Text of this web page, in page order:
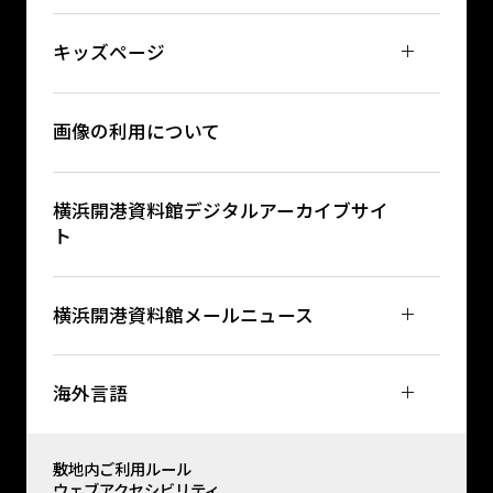
キッズページ
画像の利用について
横浜開港資料館デジタルアーカイブサイ
ト
横浜開港資料館メールニュース
海外言語
敷地内ご利用ルール